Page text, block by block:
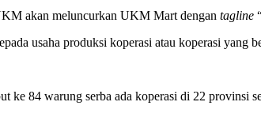
akan meluncurkan UKM Mart dengan tagline
usaha produksi koperasi atau koperasi yang
ke 84 warung serba ada koperasi di 22 provinsi